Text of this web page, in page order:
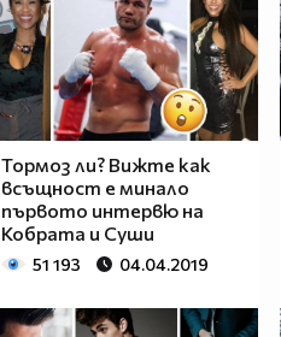
Тормоз ли? Вижте как
всъщност е минало
първото интервю на
Кобрата и Суши
51 193 04.04.2019